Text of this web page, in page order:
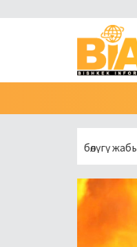
бир бөлүгү жабылат